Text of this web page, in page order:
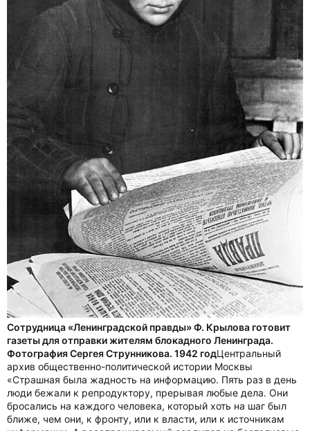
Сотрудница «Ленинградской правды» Ф. Крылова готовит
газеты для отправки жителям блокадного Ленинграда.
Фотография Сергея Струнникова. 1942 годЦентральный
архив общественно-политической истории Москвы
«Страшная была жадность на информацию. Пять раз в день
люди бежали к репродуктору, прерывая любые дела. Они
бросались на каждого человека, который хоть на шаг был
ближе, чем они, к фронту, или к власти, или к источникам